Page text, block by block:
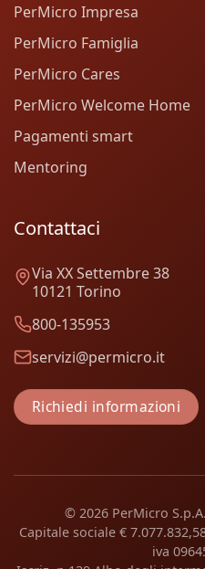
PerMicro Impresa
PerMicro Famiglia
PerMicro Cares
PerMicro Welcome Home
Pagamenti smart
Mentoring
Contattaci
Via XX Settembre 38
10121 Torino
800-135953
servizi@permicro.it
Richiedi informazioni
© 2026 PerMicro
Capitale sociale €
iva